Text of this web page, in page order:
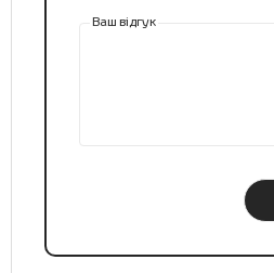
Ваш відгук